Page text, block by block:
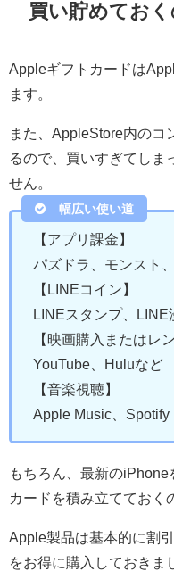
買い貯めてお
Appleギフトカードは
ます。
また、AppleStore内のコ
るので、買いすぎてしま
せん。
幅広い使い道
【アプリ課金】
パズドラ、モンスト
【LINEコイン】
LINEスタンプ、
【映画購入またはレ
YouTube、Huluなど
【音楽視聴】
Apple Music、Spotify
もちろん、最新の
カードを積み立てておく
Apple製品は基本的に割
をお得に購入しておきま